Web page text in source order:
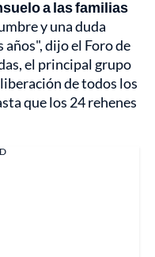
a las familias
y una duda
dijo el Foro de
el principal grupo
de todos los
que los 24 rehenes